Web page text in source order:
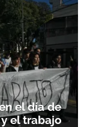
el día de
el trabajo